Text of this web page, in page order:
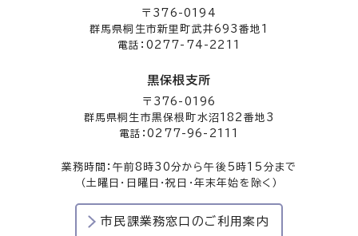
〒376-0194
群馬県桐生市新里町武井693番地1
電話：0277-74-2211
黒保根支所
〒376-0196
群馬県桐生市黒保根町水沼182番地3
電話：0277-96-2111
業務時間：午前8時30分から午後5時15分まで
（土曜日・日曜日・祝日・年末年始を除く）
市民課業務窓口のご利用案内